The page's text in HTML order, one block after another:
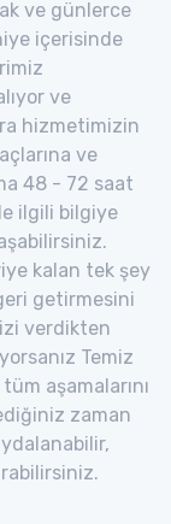
ve günlerce
içerisinde
ve
hizmetimizin
ve
48 - 72 saat
ilgili bilgiye
kalan tek şey
getirmesini
verdikten
Temiz
aşamalarını
zaman